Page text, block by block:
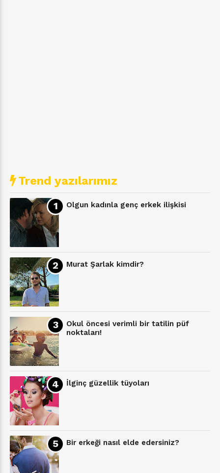
Trend yazılarımız
Olgun kadınla genç erkek ilişkisi
Murat Şarlak kimdir?
Okul öncesi verimli bir tatilin püf
noktaları!
İlginç güzellik tüyoları
Bir erkeği nasıl elde edersiniz?